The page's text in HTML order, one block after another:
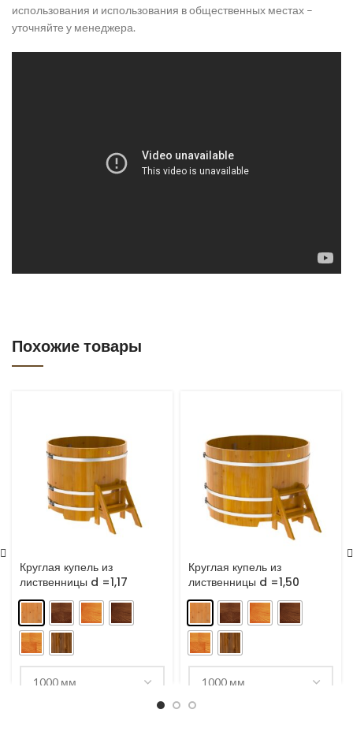
использования и использования в общественных местах –
уточняйте у менеджера.
Похожие товары
Круглая купель из
лиственницы d =1,17
Круглая купель из
лиственницы d =1,50